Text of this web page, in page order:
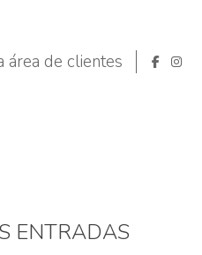
área de clientes
ENTRADAS